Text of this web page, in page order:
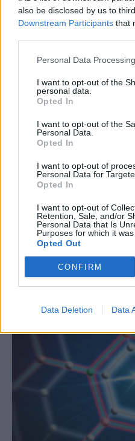
also be disclosed by us to
Downstream Participants that
Personal Data
I want to opt-out of the
personal data.
Opted In
I want to opt-out of the
Personal Data.
Opted In
I want to opt-out of
Personal Data for
Opted In
I want to opt-out of
Retention, Sale, and/or
Personal Data that Is
Purposes for which it was
Opted Out
CONFIRM
Data Deletion Data
Τρεις πλατφόρμες
το MFA και
Microsoft 365
ΤΕΧΝΟΛΟΓΊΑ 09:00, 08/